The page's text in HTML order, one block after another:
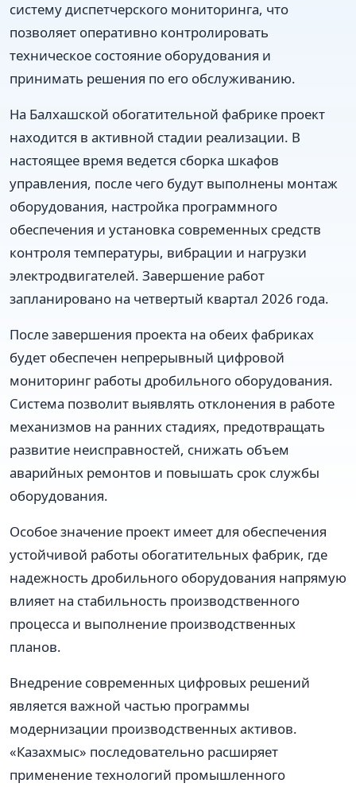
систему диспетчерского мониторинга, что
позволяет оперативно контролировать
техническое состояние оборудования и
принимать решения по его обслуживанию.
На Балхашской обогатительной фабрике проект
находится в активной стадии реализации. В
настоящее время ведется сборка шкафов
управления, после чего будут выполнены монтаж
оборудования, настройка программного
обеспечения и установка современных средств
контроля температуры, вибрации и нагрузки
электродвигателей. Завершение работ
запланировано на четвертый квартал 2026 года.
После завершения проекта на обеих фабриках
будет обеспечен непрерывный цифровой
мониторинг работы дробильного оборудования.
Система позволит выявлять отклонения в работе
механизмов на ранних стадиях, предотвращать
развитие неисправностей, снижать объем
аварийных ремонтов и повышать срок службы
оборудования.
Особое значение проект имеет для обеспечения
устойчивой работы обогатительных фабрик, где
надежность дробильного оборудования напрямую
влияет на стабильность производственного
процесса и выполнение производственных
планов.
Внедрение современных цифровых решений
является важной частью программы
модернизации производственных активов.
«Казахмыс» последовательно расширяет
применение технологий промышленного